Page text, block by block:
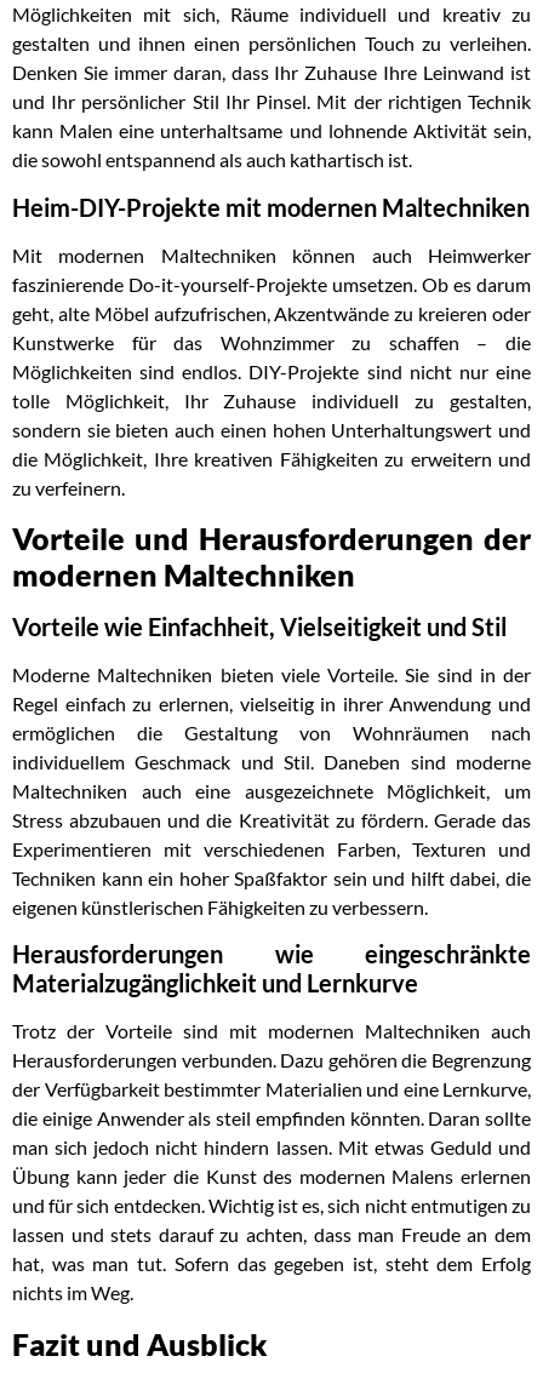
Möglichkeiten mit sich, Räume individuell und kreativ zu
gestalten und ihnen einen persönlichen Touch zu verleihen.
Denken Sie immer daran, dass Ihr Zuhause Ihre Leinwand ist
und Ihr persönlicher Stil Ihr Pinsel. Mit der richtigen Technik
kann Malen eine unterhaltsame und lohnende Aktivität sein,
die sowohl entspannend als auch kathartisch ist.
Heim-DIY-Projekte mit modernen Maltechniken
Mit modernen Maltechniken können auch Heimwerker
faszinierende Do-it-yourself-Projekte umsetzen. Ob es darum
geht, alte Möbel aufzufrischen, Akzentwände zu kreieren oder
Kunstwerke für das Wohnzimmer zu schaffen – die
Möglichkeiten sind endlos. DIY-Projekte sind nicht nur eine
tolle Möglichkeit, Ihr Zuhause individuell zu gestalten,
sondern sie bieten auch einen hohen Unterhaltungswert und
die Möglichkeit, Ihre kreativen Fähigkeiten zu erweitern und
zu verfeinern.
Vorteile und Herausforderungen der
modernen Maltechniken
Vorteile wie Einfachheit, Vielseitigkeit und Stil
Moderne Maltechniken bieten viele Vorteile. Sie sind in der
Regel einfach zu erlernen, vielseitig in ihrer Anwendung und
ermöglichen die Gestaltung von Wohnräumen nach
individuellem Geschmack und Stil. Daneben sind moderne
Maltechniken auch eine ausgezeichnete Möglichkeit, um
Stress abzubauen und die Kreativität zu fördern. Gerade das
Experimentieren mit verschiedenen Farben, Texturen und
Techniken kann ein hoher Spaßfaktor sein und hilft dabei, die
eigenen künstlerischen Fähigkeiten zu verbessern.
Herausforderungen wie eingeschränkte
Materialzugänglichkeit und Lernkurve
Trotz der Vorteile sind mit modernen Maltechniken auch
Herausforderungen verbunden. Dazu gehören die Begrenzung
der Verfügbarkeit bestimmter Materialien und eine Lernkurve,
die einige Anwender als steil empfinden könnten. Daran sollte
man sich jedoch nicht hindern lassen. Mit etwas Geduld und
Übung kann jeder die Kunst des modernen Malens erlernen
und für sich entdecken. Wichtig ist es, sich nicht entmutigen zu
lassen und stets darauf zu achten, dass man Freude an dem
hat, was man tut. Sofern das gegeben ist, steht dem Erfolg
nichts im Weg.
Fazit und Ausblick